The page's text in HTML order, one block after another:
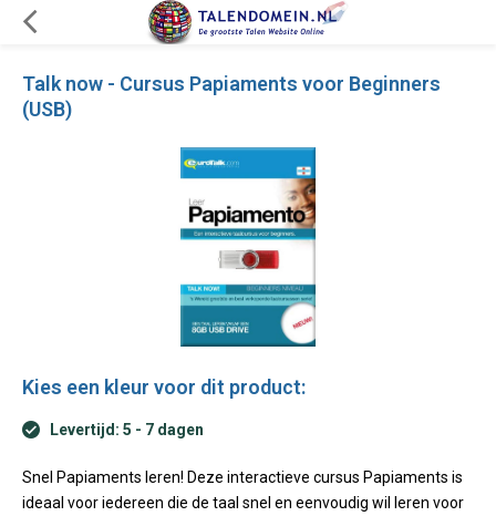
Talk now - Cursus Papiaments voor Beginners
(USB)
Kies een kleur voor dit product:
Levertijd: 5 - 7 dagen
Snel Papiaments leren! Deze interactieve cursus Papiaments is
ideaal voor iedereen die de taal snel en eenvoudig wil leren voor